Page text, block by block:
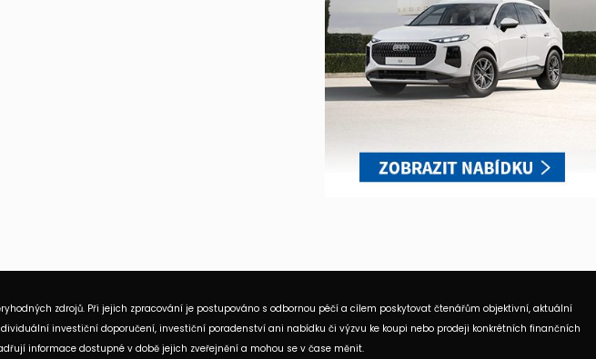
zdrojů. Při jejich zpracování je postupováno s odbornou péčí a cílem poskytovat čtenářům objektivní, aktuální
investiční doporučení, investiční poradenství ani nabídku či výzvu ke koupi nebo prodeji konkrétních finančních
informace dostupné v době jejich zveřejnění a mohou se v čase měnit.